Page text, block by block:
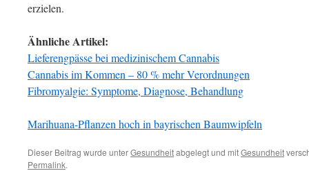
erzielen.
Ähnliche Artikel:
Lieferengpässe bei medizinischem Cannabis
Cannabis im Kommen – 80 % mehr Verordnungen
Fibromyalgie: Symptome, Diagnose, Behandlung
Marihuana-Pflanzen hoch in bayrischen Baumwipfeln
Dieser Beitrag wurde unterGesundheitabgelegt und mitGesundheit
Permalink.